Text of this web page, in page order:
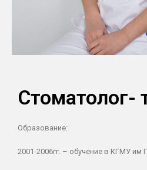
Стоматолог-
Образование:
2001-2006гг. – обучение в КГМУ им